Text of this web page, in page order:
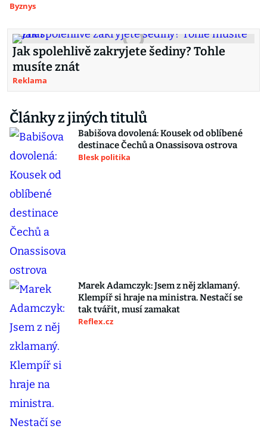
Byznys
Jak spolehlivě zakryjete šediny? Tohle
musíte znát
Reklama
Články z jiných titulů
Babišova dovolená: Kousek od oblíbené
destinace Čechů a Onassisova ostrova
Blesk politika
Marek Adamczyk: Jsem z něj zklamaný.
Klempíř si hraje na ministra. Nestačí se
tak tvářit, musí zamakat
Reflex.cz